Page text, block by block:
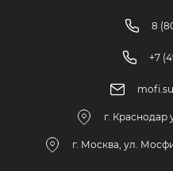
8
+7
г. Краснодар
г. Москва, ул.